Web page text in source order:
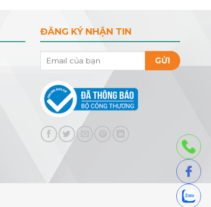
ĐĂNG KÝ NHẬN TIN
GỬI